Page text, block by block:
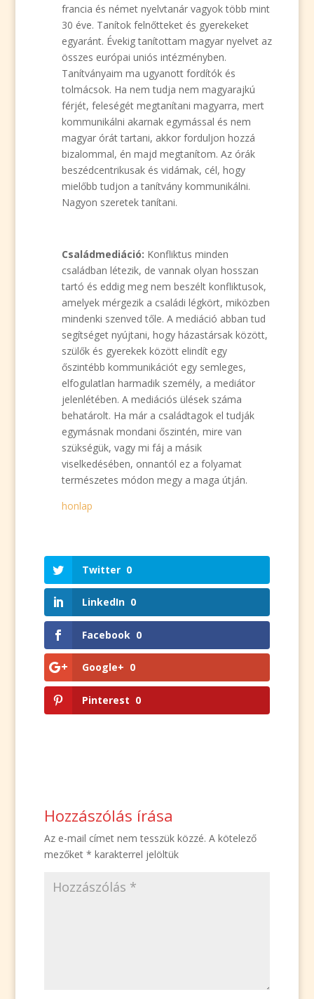
francia és német nyelvtanár vagyok több mint
30 éve. Tanítok felnőtteket és gyerekeket
egyaránt. Évekig tanítottam magyar nyelvet az
összes európai uniós intézményben.
Tanítványaim ma ugyanott fordítók és
tolmácsok. Ha nem tudja nem magyarajkú
férjét, feleségét megtanítani magyarra, mert
kommunikálni akarnak egymással és nem
magyar órát tartani, akkor forduljon hozzá
bizalommal, én majd megtanítom. Az órák
beszédcentrikusak és vidámak, cél, hogy
mielőbb tudjon a tanítvány kommunikálni.
Nagyon szeretek tanítani.
Családmediáció: Konfliktus minden
családban létezik, de vannak olyan hosszan
tartó és eddig meg nem beszélt konfliktusok,
amelyek mérgezik a családi légkört, miközben
mindenki szenved tőle. A mediáció abban tud
segítséget nyújtani, hogy házastársak között,
szülők és gyerekek között elindít egy
őszintébb kommunikációt egy semleges,
elfogulatlan harmadik személy, a mediátor
jelenlétében. A mediációs ülések száma
behatárolt. Ha már a családtagok el tudják
egymásnak mondani őszintén, mire van
szükségük, vagy mi fáj a másik
viselkedésében, onnantól ez a folyamat
természetes módon megy a maga útján.
honlap
Twitter 0
LinkedIn 0
Facebook 0
Google+ 0
Pinterest 0
Hozzászólás írása
Az e-mail címet nem tesszük közzé. A kötelező
mezőket * karakterrel jelöltük